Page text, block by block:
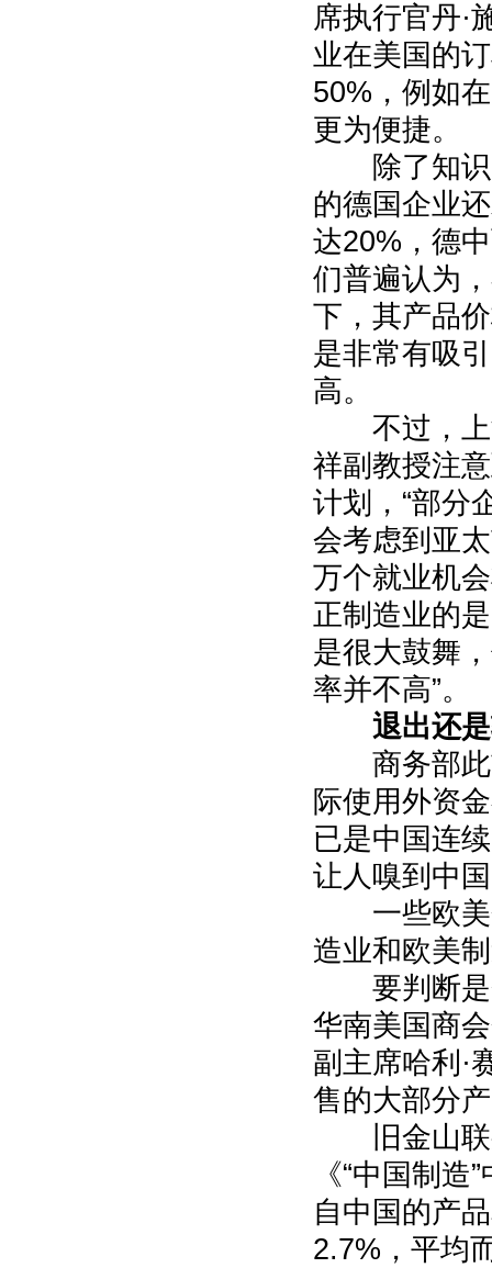
席执行官丹·
业在美国的
50%，例如
更为便捷。
除了知识
的德国企业
达20%，德
们普遍认为
下，其产品
是非常有吸
高。
不过，上
祥副教授注
计划，“部分
会考虑到亚
万个就业机
正制造业的
是很大鼓舞
率并不高”。
退出还
商务部此
际使用外资
已是中国连
让人嗅到中
一些欧美
造业和欧美
要判断是
华南美国商
副主席哈利·
售的大部分
旧金山联
《“中国制
自中国的产
2.7%，平均